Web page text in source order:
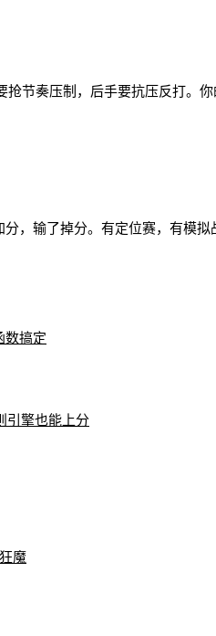
节奏压制，后手要抗压反打。
，输了掉分。有定位赛，有模拟
数搞定
引擎也能上分
魔